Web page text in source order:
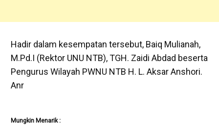
Hadir dalam kesempatan tersebut, Baiq Mulianah,
M.Pd.I (Rektor UNU NTB), TGH. Zaidi Abdad beserta
Pengurus Wilayah PWNU NTB H. L. Aksar Anshori.
Anr
Mungkin Menarik :